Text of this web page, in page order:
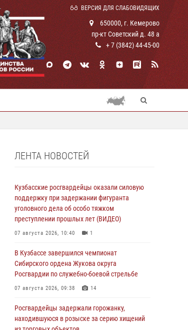
ВЕРСИЯ ДЛЯ СЛАБОВИДЯЩИХ
650000, г. Кемерово
пр-кт Советский д. 48 а
+ 7 (3842) 44-45-00
ЛЕНТА НОВОСТЕЙ
Кузбасские росгвардейцы оказали силовую
поддержку при задержании фигуранта
уголовного дела об особо тяжком
преступлении прошлых лет (ВИДЕО)
07 августа 2026, 10:40 1
В Кузбассе завершился чемпионат
Сибирского ордена Жукова округа
Росгвардии по служебно-боевой стрельбе
07 августа 2026, 09:38 14
Росгвардейцы задержали горожанку,
находившуюся в розыске за серию хищений